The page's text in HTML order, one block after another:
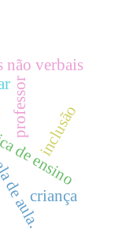
ensino
professor
não verbais
aula.
criança
inclusão